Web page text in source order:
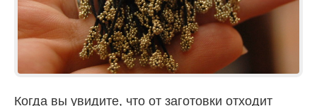
Когда вы увидите, что от заготовки отходит